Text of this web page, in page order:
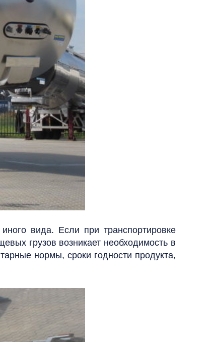
вида. Если при транспортировке
грузов возникает необходимость в
нормы, сроки годности продукта,